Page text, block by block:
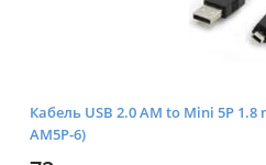
Кабель USB 2.0 AM to Mini 5P 1.8
AM5P-6)